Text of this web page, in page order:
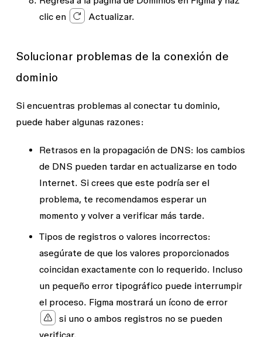
clic en
Actualizar.
Solucionar problemas de la conexión de
dominio
Si encuentras problemas al conectar tu dominio,
puede haber algunas razones:
Retrasos en la propagación de DNS: los cambios
de DNS pueden tardar en actualizarse en todo
Internet. Si crees que este podría ser el
problema, te recomendamos esperar un
momento y volver a verificar más tarde.
Tipos de registros o valores incorrectos:
asegúrate de que los valores proporcionados
coincidan exactamente con lo requerido. Incluso
un pequeño error tipográfico puede interrumpir
el proceso. Figma mostrará un ícono de error
si uno o ambos registros no se pueden
verificar.